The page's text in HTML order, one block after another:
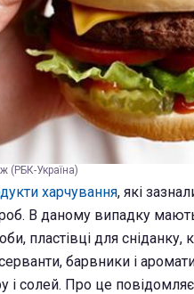
(РБК-Україна)
харчування, які
В даному випадку
пластівці для сніданку,
барвники і
і солей. Про це